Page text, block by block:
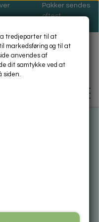
Pakker sendes
oftest
-
tredjeparter til at
markedsføring og til at
anvendes af
dit samtykke ved at
siden.